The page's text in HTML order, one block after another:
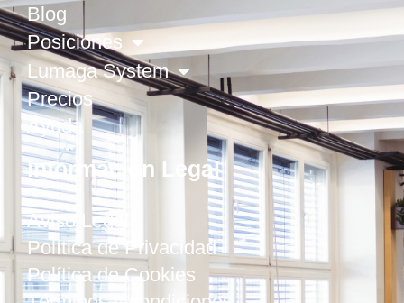
Blog
Posiciones
Lumaga System
Precios
Ayuda
Información Legal
Aviso Legal
Política de Privacidad
Política de Cookies